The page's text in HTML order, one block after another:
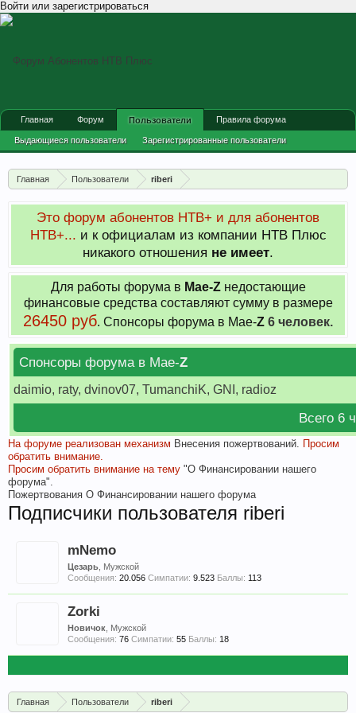
Войти или зарегистрироваться
Главная Пользователи riberi
Это форум абонентов НТВ+ и для абонентов
НТВ+... и к официалам из компании НТВ Плюс
никакого отношения не имеет.
Для работы форума в Мае-Zнедостающие
финансовые средства составляют сумму в размере
26450 руб. Cпонсоры форума в Мае-Z 6 человек.
Спонсоры форума в Мае-Z
daimio, raty, dvinov07, TumanchiK, GNI, radioz
Всего 6
На форуме реализован механизм Внесения пожертвований. Просим
обратить внимание.
Просим обратить внимание на тему "О Финансировании нашего
форума".
Пожертвования О Финансировании нашего форума
Подписчики пользователя riberi
mNemo
Цезарь , Мужской
Сообщения: 20.056 Симпатии: 9.523 Баллы: 113
Zorki
Новичок , Мужской
Сообщения: 76 Симпатии: 55 Баллы: 18
Главная Пользователи riberi
Главная Форум Пользователи
Выдающиеся пользователи Зарегистрированные пользователи
Новые сообщения профиля
Правила форума